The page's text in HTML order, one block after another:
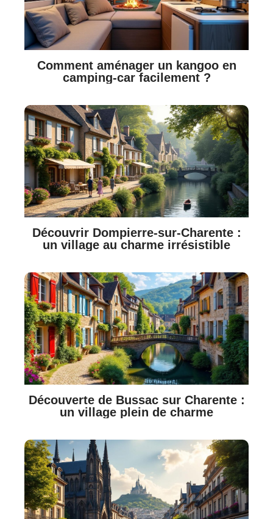
Comment aménager un kangoo en
camping-car facilement ?
Découvrir Dompierre-sur-Charente :
un village au charme irrésistible
Découverte de Bussac sur Charente :
un village plein de charme